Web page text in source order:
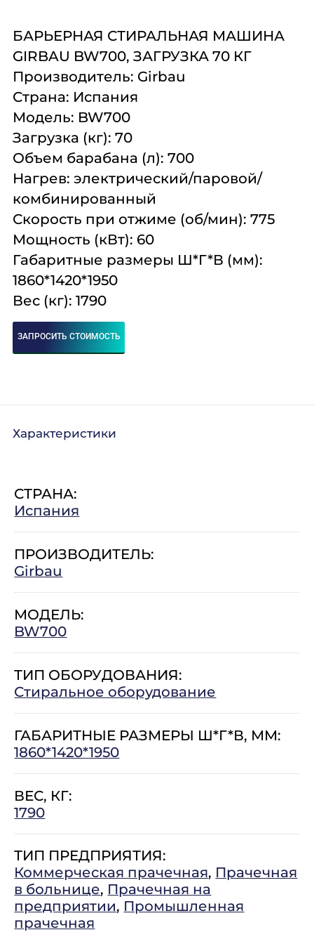
оснащение
Подробнее
аксессуаров и
запасных частей
Подробнее
профессиональной
кухни
Подробнее
БАРЬЕРНАЯ СТИРАЛЬНАЯ МАШИНА
GIRBAU BW700, ЗАГРУЗКА 70 КГ
Производитель: Girbau
Страна: Испания
Модель: BW700
Загрузка (кг): 70
Объем барабана (л): 700
Нагрев: электрический/паровой/
комбинированный
Скорость при отжиме (об/мин): 775
Мощность (кВт): 60
Габаритные размеры Ш*Г*В (мм):
1860*1420*1950
Вес (кг): 1790
ЗАПРОСИТЬ СТОИМОСТЬ
Характеристики
СТРАНА:
Испания
ПРОИЗВОДИТЕЛЬ:
Girbau
МОДЕЛЬ:
BW700
ТИП ОБОРУДОВАНИЯ:
Стиральное оборудование
ГАБАРИТНЫЕ РАЗМЕРЫ Ш*Г*В, ММ:
1860*1420*1950
ВЕС, КГ:
1790
ТИП ПРЕДПРИЯТИЯ:
Коммерческая прачечная, Прачечная
в больнице, Прачечная на
предприятии, Промышленная
прачечная